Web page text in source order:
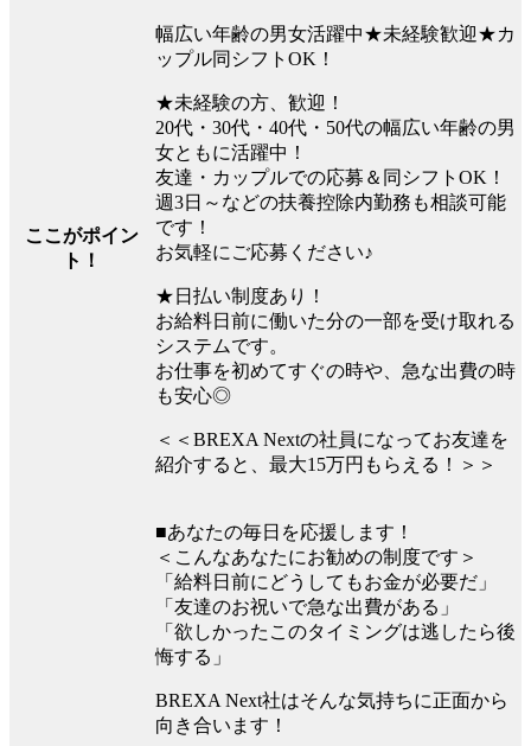
ここがポイン
ト！
幅広い年齢の男女活躍中★未経験歓迎★カ
ップル同シフトOK！
★未経験の方、歓迎！
20代・30代・40代・50代の幅広い年齢の男
女ともに活躍中！
友達・カップルでの応募＆同シフトOK！
週3日～などの扶養控除内勤務も相談可能
です！
お気軽にご応募ください♪
★日払い制度あり！
お給料日前に働いた分の一部を受け取れる
システムです。
お仕事を初めてすぐの時や、急な出費の時
も安心◎
＜＜BREXA Nextの社員になってお友達を
紹介すると、最大15万円もらえる！＞＞
■あなたの毎日を応援します！
＜こんなあなたにお勧めの制度です＞
「給料日前にどうしてもお金が必要だ」
「友達のお祝いで急な出費がある」
「欲しかったこのタイミングは逃したら後
悔する」
BREXA Next社はそんな気持ちに正面から
向き合います！